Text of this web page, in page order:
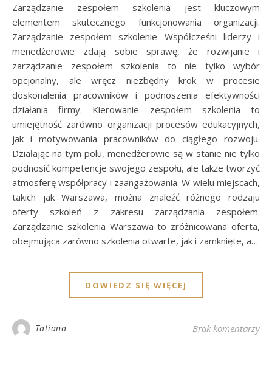
Zarządzanie zespołem szkolenia jest kluczowym
elementem skutecznego funkcjonowania organizacji.
Zarządzanie zespołem szkolenie Współcześni liderzy i
menedżerowie zdają sobie sprawę, że rozwijanie i
zarządzanie zespołem szkolenia to nie tylko wybór
opcjonalny, ale wręcz niezbędny krok w procesie
doskonalenia pracowników i podnoszenia efektywności
działania firmy. Kierowanie zespołem szkolenia to
umiejętność zarówno organizacji procesów edukacyjnych,
jak i motywowania pracowników do ciągłego rozwoju.
Działając na tym polu, menedżerowie są w stanie nie tylko
podnosić kompetencje swojego zespołu, ale także tworzyć
atmosferę współpracy i zaangażowania. W wielu miejscach,
takich jak Warszawa, można znaleźć różnego rodzaju
oferty szkoleń z zakresu zarządzania zespołem.
Zarządzanie szkolenia Warszawa to zróżnicowana oferta,
obejmująca zarówno szkolenia otwarte, jak i zamknięte, a…
DOWIEDZ SIĘ WIĘCEJ
Tatiana Brak komentarzy